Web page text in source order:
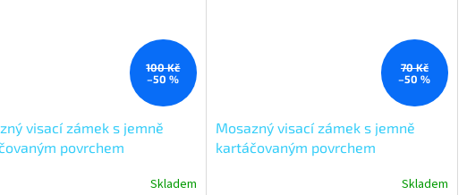
100 Kč
–50 %
visací zámek s jemně
povrchem
Skladem
70 Kč
–50 %
Mosazný visací zámek s jemně
kartáčovaným povrchem
Skladem